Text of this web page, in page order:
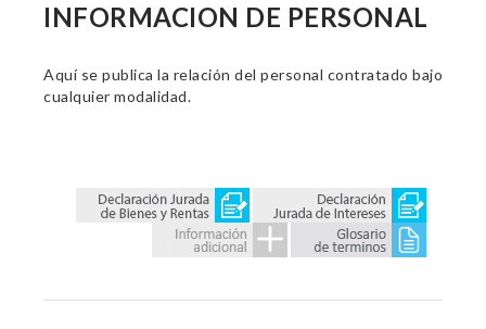
INFORMACION DE PERSONAL
Aquí se publica la relación del personal contratado bajo
cualquier modalidad.